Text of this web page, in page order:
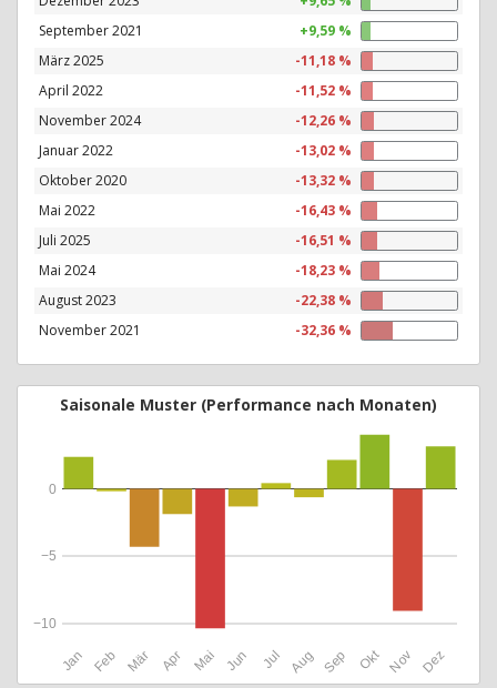
September 2021
+9,59 %
März 2025
-11,18 %
April 2022
-11,52 %
November 2024
-12,26 %
Januar 2022
-13,02 %
Oktober 2020
-13,32 %
Mai 2022
-16,43 %
Juli 2025
-16,51 %
Mai 2024
-18,23 %
August 2023
-22,38 %
November 2021
-32,36 %
Saisonale Muster (Performance nach Monaten)
Jan Feb Mär Apr Mai Jun Jul Aug Sep Okt Nov Dez
−10
−5
0